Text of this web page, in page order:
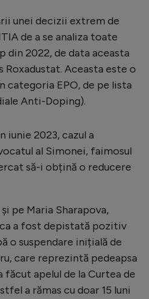
unei decizii extrem de
de a se analiza toate
din 2022, de data aceasta
Roxadustat. Aceasta este o
categoria EPO, de pe lista
Anti-Doping).
iunie 2023, cazul a
al Simonei, faimosul
să-i obțină o reducere
pe Maria Sharapova,
a fost depistată pozitiv
o suspendare inițială de
care reprezintă pedeapsa
făcut apelul de la Curtea de
a rămas cu doar 15 luni